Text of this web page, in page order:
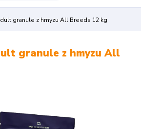
granule z hmyzu All Breeds 12 kg
granule z hmyzu All